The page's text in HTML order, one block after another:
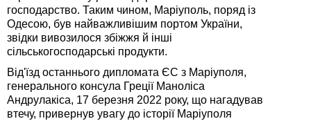
господарство. Таким чином, Маріуполь, поряд із
Одесою, був найважливішим портом України,
звідки вивозилося збіжжя й інші
сільськогосподарські продукти.
Від'їзд останнього дипломата ЄС з Маріуполя,
генерального консула Греції Маноліса
Андрулакіса, 17 березня 2022 року, що нагадував
втечу, привернув увагу до історії Маріуполя